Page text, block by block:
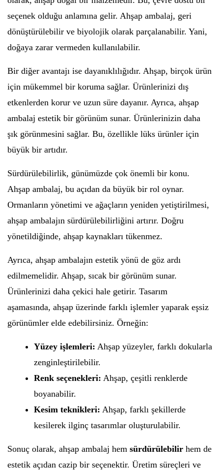
seçenek olduğu anlamına gelir. Ahşap ambalaj, geri
dönüştürülebilir ve biyolojik olarak parçalanabilir. Yani,
doğaya zarar vermeden kullanılabilir.
Bir diğer avantajı ise dayanıklılığıdır. Ahşap, birçok ürün
için mükemmel bir koruma sağlar. Ürünlerinizi dış
etkenlerden korur ve uzun süre dayanır. Ayrıca, ahşap
ambalaj estetik bir görünüm sunar. Ürünlerinizin daha
şık görünmesini sağlar. Bu, özellikle lüks ürünler için
büyük bir artıdır.
Sürdürülebilirlik, günümüzde çok önemli bir konu.
Ahşap ambalaj, bu açıdan da büyük bir rol oynar.
Ormanların yönetimi ve ağaçların yeniden yetiştirilmesi,
ahşap ambalajın sürdürülebilirliğini artırır. Doğru
yönetildiğinde, ahşap kaynakları tükenmez.
Ayrıca, ahşap ambalajın estetik yönü de göz ardı
edilmemelidir. Ahşap, sıcak bir görünüm sunar.
Ürünlerinizi daha çekici hale getirir. Tasarım
aşamasında, ahşap üzerinde farklı işlemler yaparak eşsiz
görünümler elde edebilirsiniz. Örneğin:
Yüzey işlemleri: Ahşap yüzeyler, farklı dokularla
zenginleştirilebilir.
Renk seçenekleri: Ahşap, çeşitli renklerde
boyanabilir.
Kesim teknikleri: Ahşap, farklı şekillerde
kesilerek ilginç tasarımlar oluşturulabilir.
Sonuç olarak, ahşap ambalaj hem sürdürülebilir hem de
estetik açıdan cazip bir seçenektir. Üretim süreçleri ve